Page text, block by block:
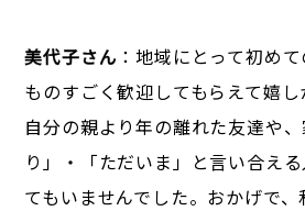
美代子さん ：地域にとって初め
ものすごく歓迎してもらえて嬉
自分の親より年の離れた友達や
り」・「ただいま」と言い合え
てもいませんでした。おかげで